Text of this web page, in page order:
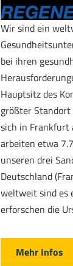
Wir sind ein
bei ihren
Hauptsitz des
größter
sich in Frankfurt
arbeiten etwa
unseren drei
Deutschland
weltweit sind es
erforschen die
Mehr Infos